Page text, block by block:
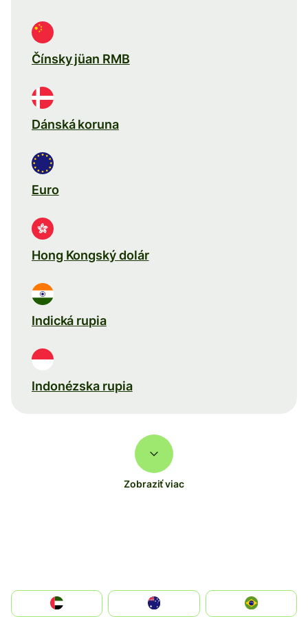
Čínsky jüan RMB
Dánská koruna
Euro
Hong Kongský dolár
Indická rupia
Indonézska rupia
Zobraziť viac
الإمارات العربية المتحدة